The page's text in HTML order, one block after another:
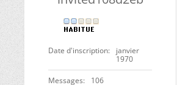
Date d'inscription
janvier
1970
Messages 106